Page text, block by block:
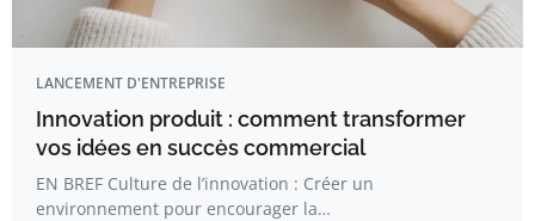
LANCEMENT D'ENTREPRISE
Innovation produit : comment transformer
vos idées en succès commercial
EN BREF Culture de l’innovation : Créer un
environnement pour encourager la…